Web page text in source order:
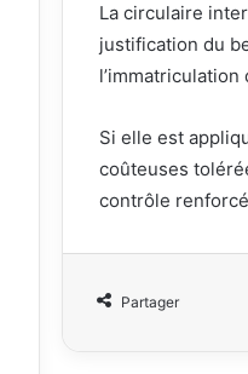
La circulaire
justification du
l’immatriculation
Si elle est
coûteuses
contrôle
Partager